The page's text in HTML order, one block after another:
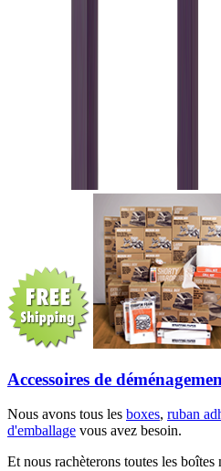
Accessoires de
Nous avons tous les boxes, ruban
d'emballage vous avez besoin.
Et nous rachèterons toutes les boîtes